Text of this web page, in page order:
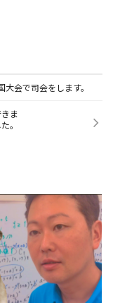
会で司会をします。
ま
。